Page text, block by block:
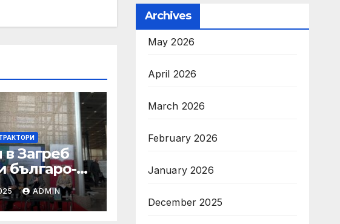
Загреб
българо-
ADMIN
Archives
May 2026
April 2026
March 2026
February 2026
January 2026
December 2025